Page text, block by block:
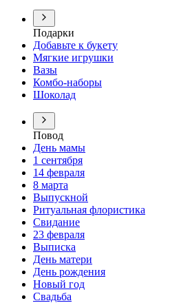
Подарки
Добавьте к букету
Мягкие игрушки
Вазы
Комбо-наборы
Шоколад
Повод
День мамы
1 сентября
14 февраля
8 марта
Выпускной
Ритуальная флористика
Свидание
23 февраля
Выписка
День матери
День рождения
Новый год
Свадьба